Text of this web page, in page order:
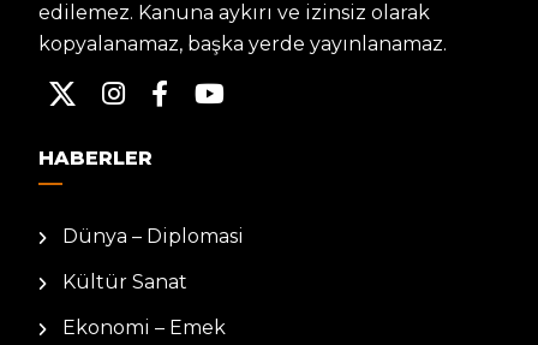
edilemez. Kanuna aykırı ve izinsiz olarak
kopyalanamaz, başka yerde yayınlanamaz.
HABERLER
Dünya – Diplomasi
Kültür Sanat
Ekonomi – Emek